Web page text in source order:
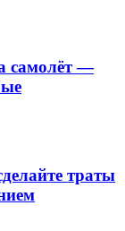
самолёт —
траты